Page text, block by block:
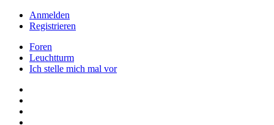
Anmelden
Registrieren
Foren
Leuchtturm
Ich stelle mich mal vor